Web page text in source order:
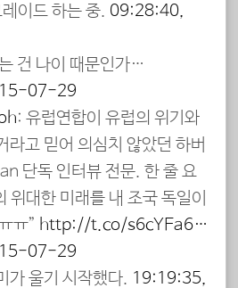
이드 하는 중. 09:28:40,
건 나이 때문인가…
07-29
: 유럽연합이 유럽의 위기와
라고 믿어 의심치 않았던 하버
단독 인터뷰 전문. 한 줄 요
위대한 미래를 내 조국 독일이
ㅠ” http://t.co/s6cYEa6…
07-29
가 울기 시작했다. 19:19:35,